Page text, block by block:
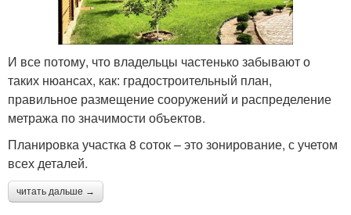
И все потому, что владельцы частенько забывают о
таких нюансах, как: градостроительный план,
правильное размещение сооружений и распределение
метража по значимости объектов.
Планировка участка 8 соток – это зонирование, с учетом
всех деталей.
читать дальше →